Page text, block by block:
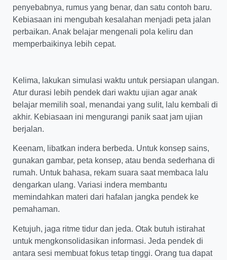
penyebabnya, rumus yang benar, dan satu contoh baru.
Kebiasaan ini mengubah kesalahan menjadi peta jalan
perbaikan. Anak belajar mengenali pola keliru dan
memperbaikinya lebih cepat.
Kelima, lakukan simulasi waktu untuk persiapan ulangan.
Atur durasi lebih pendek dari waktu ujian agar anak
belajar memilih soal, menandai yang sulit, lalu kembali di
akhir. Kebiasaan ini mengurangi panik saat jam ujian
berjalan.
Keenam, libatkan indera berbeda. Untuk konsep sains,
gunakan gambar, peta konsep, atau benda sederhana di
rumah. Untuk bahasa, rekam suara saat membaca lalu
dengarkan ulang. Variasi indera membantu
memindahkan materi dari hafalan jangka pendek ke
pemahaman.
Ketujuh, jaga ritme tidur dan jeda. Otak butuh istirahat
untuk mengkonsolidasikan informasi. Jeda pendek di
antara sesi membuat fokus tetap tinggi. Orang tua dapat